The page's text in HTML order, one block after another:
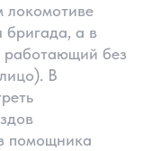
локомотиве
бригада, а в
работающий без
В
помощника